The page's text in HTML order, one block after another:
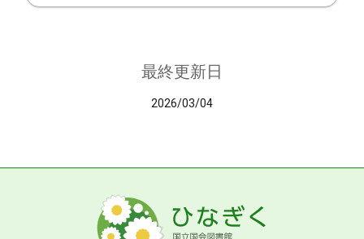
最終更新日
2026/03/04